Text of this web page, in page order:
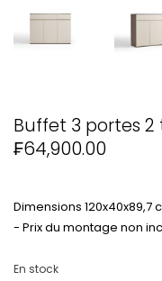
Buffet 3 portes 2
₣64,900.00
Dimensions 120x40x89,7
- Prix du montage non
En stock